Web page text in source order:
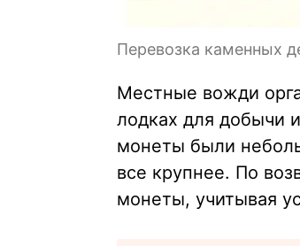
Перевозка каменных
Местные вожди
лодках для добычи
монеты были
все крупнее. По
монеты, учитывая